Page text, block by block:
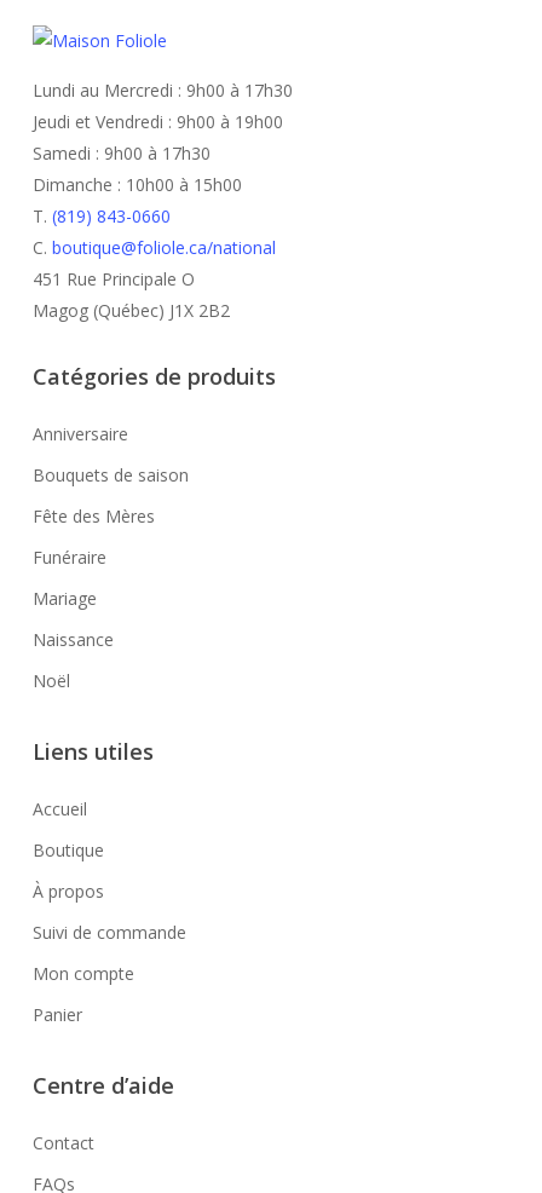
Lundi au Mercredi : 9h00 à 17h30
Jeudi et Vendredi : 9h00 à 19h00
Samedi : 9h00 à 17h30
Dimanche : 10h00 à 15h00
T. (819) 843-0660
C. boutique@foliole.ca/national
451 Rue Principale O
Magog (Québec) J1X 2B2
Catégories de produits
Anniversaire
Bouquets de saison
Fête des Mères
Funéraire
Mariage
Naissance
Noël
Liens utiles
Accueil
Boutique
À propos
Suivi de commande
Mon compte
Panier
Centre d’aide
Contact
FAQs